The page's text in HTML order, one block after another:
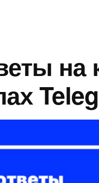
на